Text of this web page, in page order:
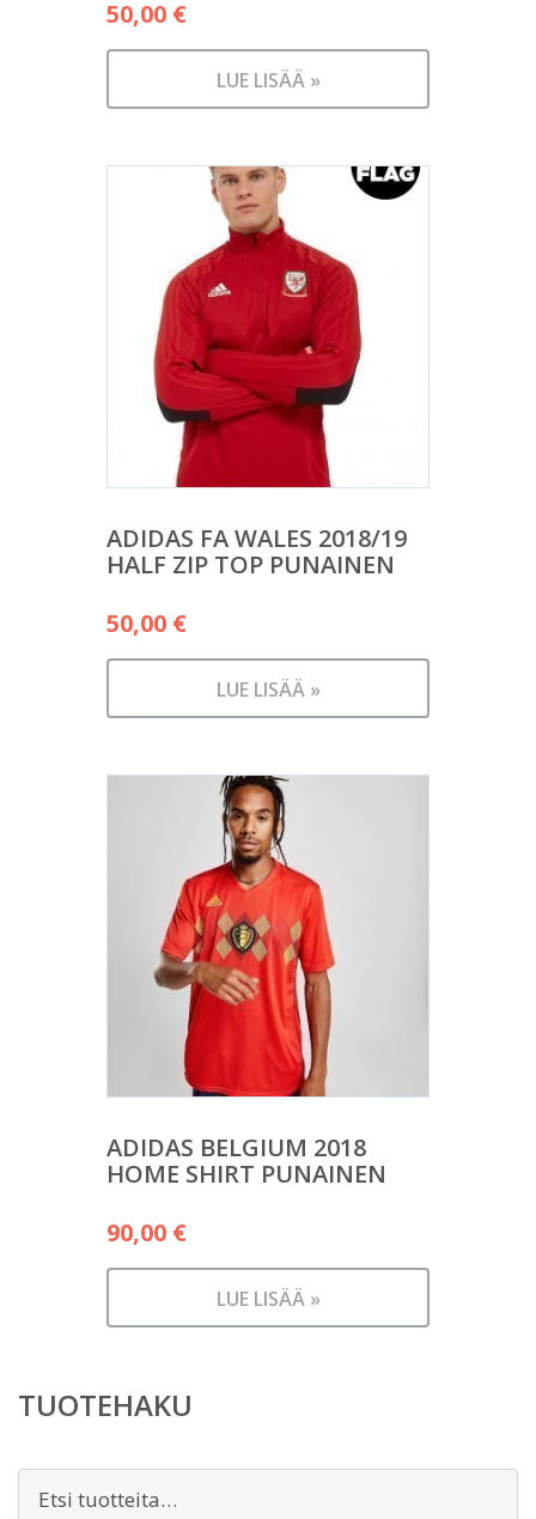
50,00 €
LUE LISÄÄ »
ADIDAS FA WALES 2018/19
HALF ZIP TOP PUNAINEN
50,00 €
LUE LISÄÄ »
ADIDAS BELGIUM 2018
HOME SHIRT PUNAINEN
90,00 €
LUE LISÄÄ »
TUOTEHAKU